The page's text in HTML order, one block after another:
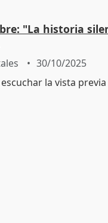
"La historia
30/10/2025